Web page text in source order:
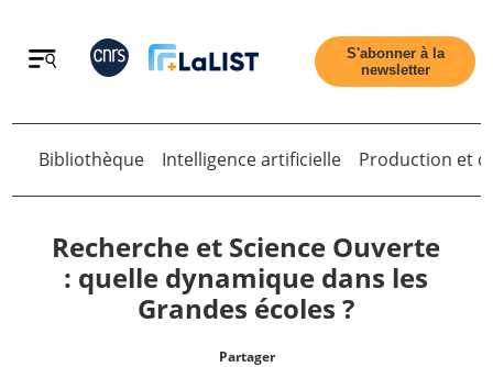
Retour
S'abonner à la
newsletter
Bibliothèque Intelligence artificielle Production et
Recherche et Science Ouverte
: quelle dynamique dans les
Grandes écoles ?
Partager